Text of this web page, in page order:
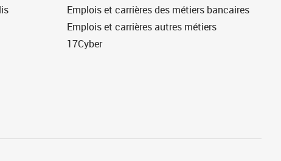
Emplois et carrières des métiers bancaires
Emplois et carrières autres métiers
17Cyber